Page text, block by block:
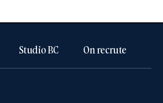
Studio BC On recrute